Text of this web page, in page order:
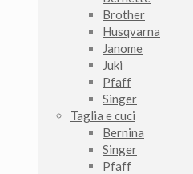
Brother
Husqvarna
Janome
Juki
Pfaff
Singer
Taglia e cuci
Bernina
Singer
Pfaff